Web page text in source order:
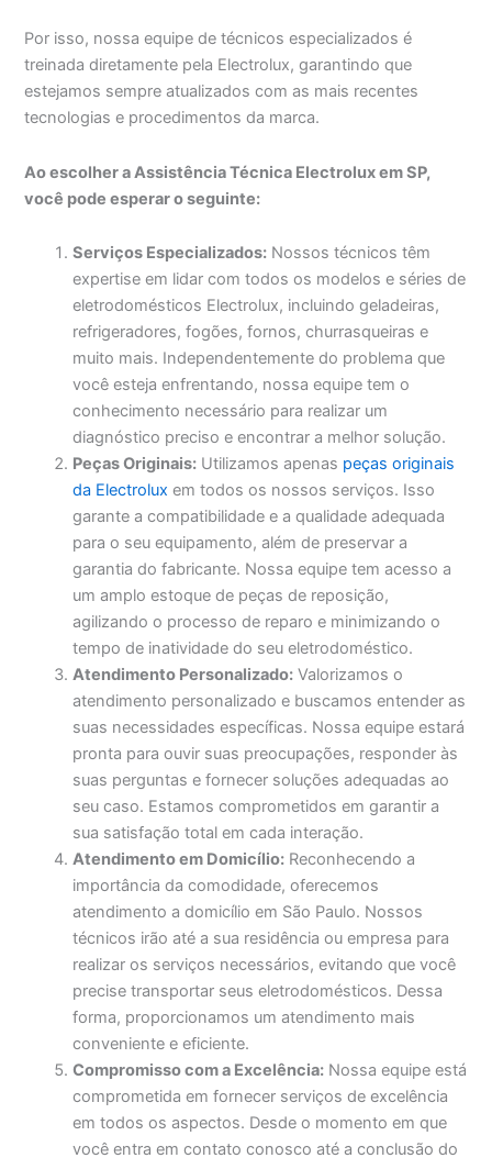
Por isso, nossa equipe de técnicos especializados é
treinada diretamente pela Electrolux, garantindo que
estejamos sempre atualizados com as mais recentes
tecnologias e procedimentos da marca.
Ao escolher a Assistência Técnica Electrolux em SP,
você pode esperar o seguinte:
Serviços Especializados: Nossos técnicos têm
expertise em lidar com todos os modelos e séries de
eletrodomésticos Electrolux, incluindo geladeiras,
refrigeradores, fogões, fornos, churrasqueiras e
muito mais. Independentemente do problema que
você esteja enfrentando, nossa equipe tem o
conhecimento necessário para realizar um
diagnóstico preciso e encontrar a melhor solução.
Peças Originais: Utilizamos apenas peças originais
da Electrolux em todos os nossos serviços. Isso
garante a compatibilidade e a qualidade adequada
para o seu equipamento, além de preservar a
garantia do fabricante. Nossa equipe tem acesso a
um amplo estoque de peças de reposição,
agilizando o processo de reparo e minimizando o
tempo de inatividade do seu eletrodoméstico.
Atendimento Personalizado: Valorizamos o
atendimento personalizado e buscamos entender as
suas necessidades específicas. Nossa equipe estará
pronta para ouvir suas preocupações, responder às
suas perguntas e fornecer soluções adequadas ao
seu caso. Estamos comprometidos em garantir a
sua satisfação total em cada interação.
Atendimento em Domicílio: Reconhecendo a
importância da comodidade, oferecemos
atendimento a domicílio em São Paulo. Nossos
técnicos irão até a sua residência ou empresa para
realizar os serviços necessários, evitando que você
precise transportar seus eletrodomésticos. Dessa
forma, proporcionamos um atendimento mais
conveniente e eficiente.
Compromisso com a Excelência: Nossa equipe está
comprometida em fornecer serviços de excelência
em todos os aspectos. Desde o momento em que
você entra em contato conosco até a conclusão do